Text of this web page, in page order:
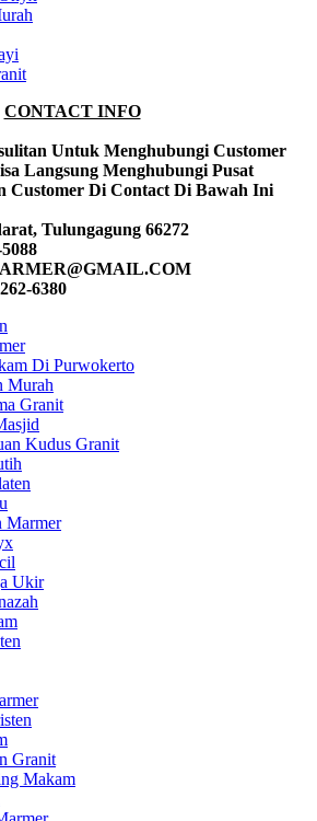
CONTACT INFO
Untuk Menghubungi Customer
Langsung Menghubungi Pusat
Customer Di Contact Di Bawah Ini
Tulungagung 66272
6380
Di Purwokerto
Murah
Granit
Kudus Granit
Marmer
Ukir
Granit
Makam